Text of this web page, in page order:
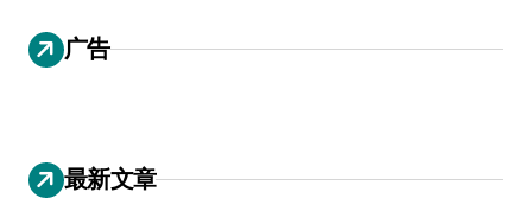
广告
最新文章